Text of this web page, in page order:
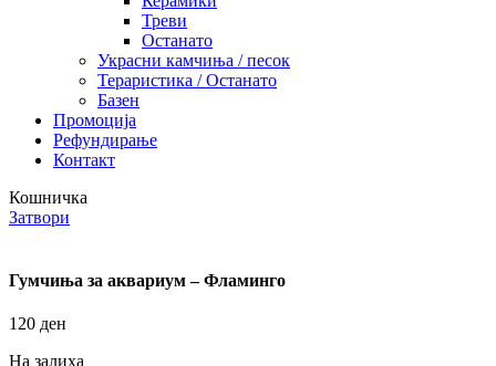
Треви
Останато
Украсни камчиња / песок
Тераристика / Останато
Базен
Промоција
Рефундирање
Контакт
Кошничка
Затвори
Гумчиња за аквариум – Фламинго
120 ден
На залиха